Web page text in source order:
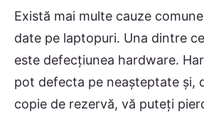
Există mai multe cauze
date pe laptopuri. Una dintre
este defecțiunea hardware.
pot defecta pe neașteptate și,
copie de rezervă, vă puteți